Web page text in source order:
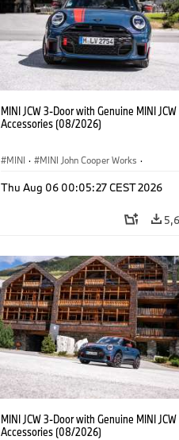
MINI JCW 3-Door with Genuine MINI JCW
Accessories (08/2026)
MINI · MINI John Cooper Works ·
Doplňky na přání, příslušenství
Thu Aug 06 00:05:27 CEST 2026
MINI JCW 3-Door with Genuine MINI JCW
Accessories (08/2026)